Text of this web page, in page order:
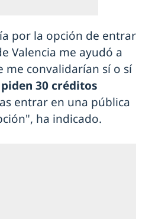
por la opción de entrar
Valencia me ayudó a
me convalidarían sí o sí
30 créditos
entrar en una pública
ha indicado.